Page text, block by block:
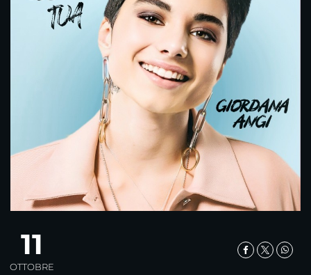
11
OTTOBRE